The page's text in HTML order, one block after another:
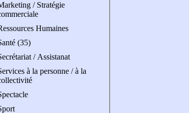
/ Stratégie
Humaines
(35)
/ Assistanat
à la personne / à la